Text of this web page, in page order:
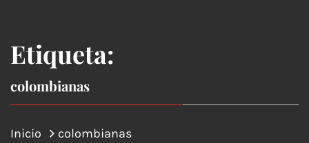
Etiqueta:
colombianas
Inicio colombianas